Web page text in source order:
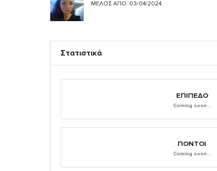
ΜΈΛΟΣ ΑΠΌ: 03/04/2024
Στατιστικά
ΕΠΊΠΕΔΟ
Coming soon...
ΠΌΝΤΟΙ
Coming soon...